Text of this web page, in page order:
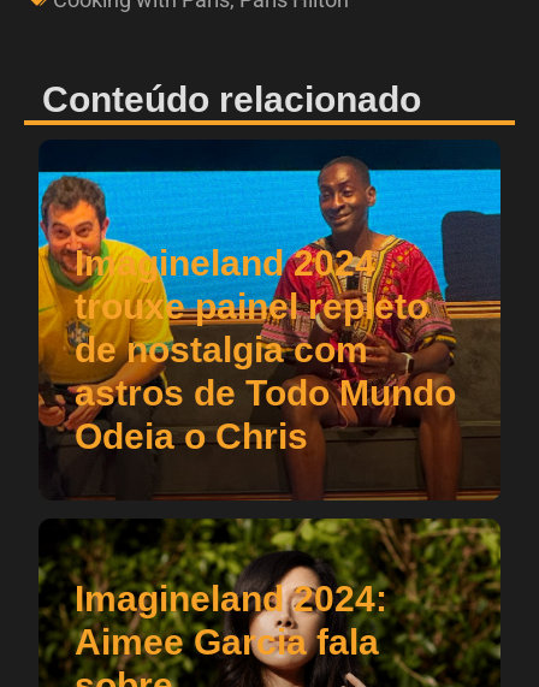
Conteúdo relacionado
Imagineland 2024
trouxe painel repleto
de nostalgia com
astros de Todo Mundo
Odeia o Chris
Imagineland 2024:
Aimee Garcia fala